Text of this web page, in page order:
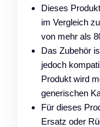
Dieses
im Vergleich
von mehr als
Das Zubehör
jedoch
Produkt wird
generischen
Für dieses
Ersatz oder